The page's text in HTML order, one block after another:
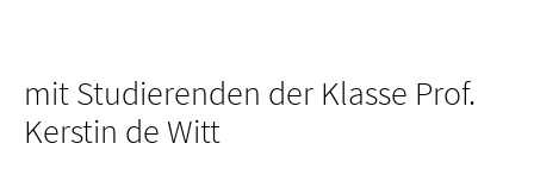
mit Studierenden der Klasse Prof.
Kerstin de Witt